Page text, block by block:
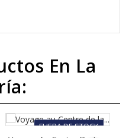
En La
FUERA DE STOCK